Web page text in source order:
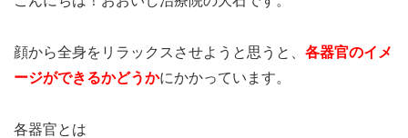
顔から全身をリラックスさせようと思うと、 各器官のイメ
ージができるかどうかにかかっています。
各器官とは